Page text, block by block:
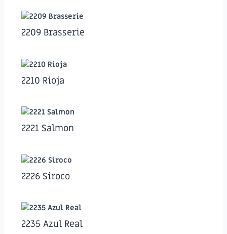
2209 Brasserie
2210 Rioja
2221 Salmon
2226 Siroco
2235 Azul Real